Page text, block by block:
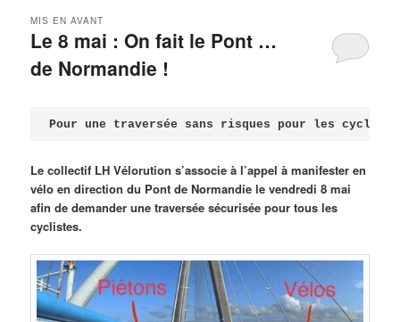
Le 8 mai : On fait le Pont …
de Normandie !
MIS EN AVANT
Pour une traversée sans risques pour les
Le collectif LH Vélorution s’associe à l’appel à manifester en
vélo en direction du Pont de Normandie le vendredi 8 mai
afin de demander une traversée sécurisée pour tous les
cyclistes.